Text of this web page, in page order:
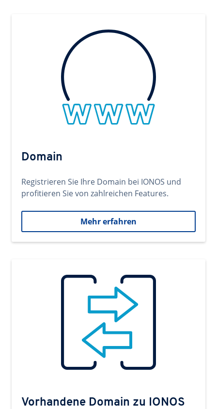
Domain
Registrieren Sie Ihre Domain bei IONOS und
profitieren Sie von zahlreichen Features.
Mehr erfahren
Vorhandene Domain zu IONOS